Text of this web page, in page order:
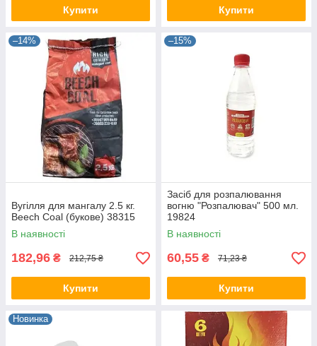
Купити Купити
–14%
Вугілля для мангалу 2.5 кг.
Beech Coal (букове) 38315
В наявності
182,96 ₴ 212,75 ₴
Купити
–15%
Засіб для розпалювання
вогню "Розпалювач" 500 мл.
19824
В наявності
60,55 ₴ 71,23 ₴
Купити
Новинка